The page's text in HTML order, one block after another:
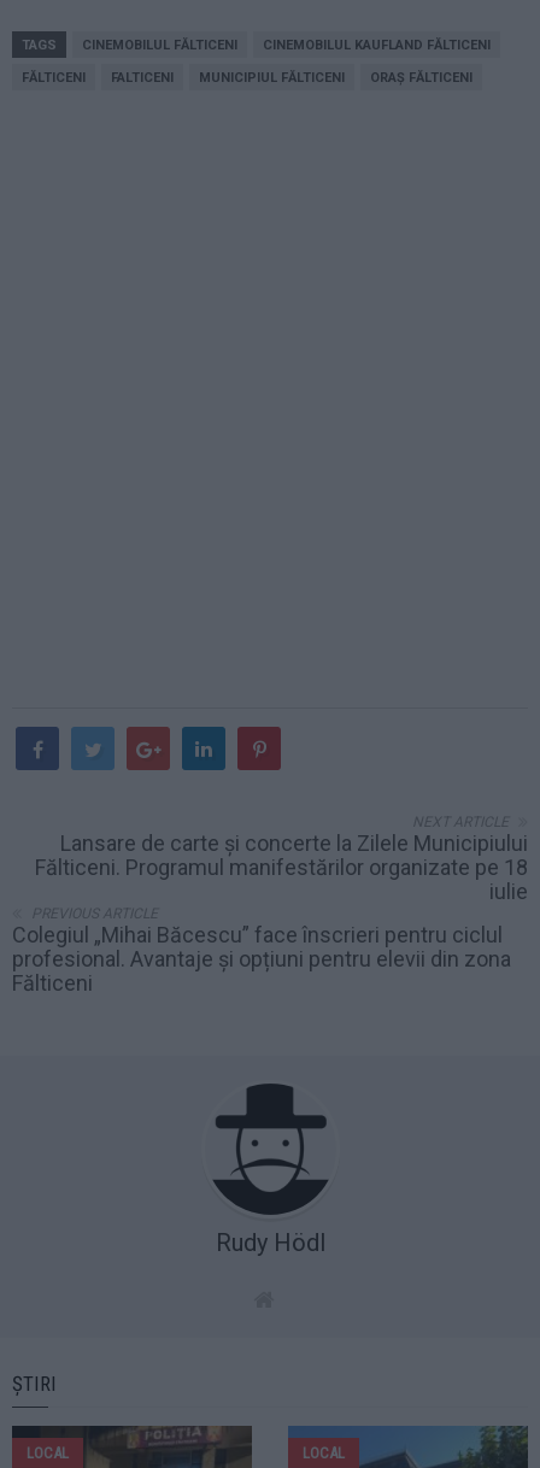
TAGS CINEMOBILUL FĂLTICENI CINEMOBILUL KAUFLAND FĂLTICENI
FĂLTICENI FALTICENI MUNICIPIUL FĂLTICENI ORAȘ FĂLTICENI
NEXT ARTICLE
Lansare de carte și concerte la Zilele Municipiului
Fălticeni. Programul manifestărilor organizate pe 18
iulie
PREVIOUS ARTICLE
Colegiul „Mihai Băcescu” face înscrieri pentru ciclul
profesional. Avantaje și opțiuni pentru elevii din zona
Fălticeni
Rudy Hödl
ȘTIRI
LOCAL LOCAL